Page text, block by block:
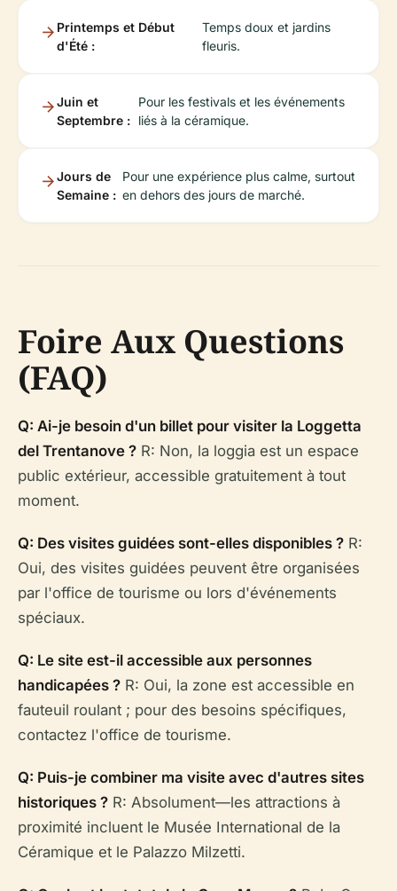
Printemps et Début
d'Été :
Temps doux et jardins
fleuris.
Juin et
Septembre :
Pour les festivals et les événements
liés à la céramique.
Jours de
Semaine :
Pour une expérience plus calme, surtout
en dehors des jours de marché.
Foire Aux Questions
(FAQ)
Q: Ai-je besoin d'un billet pour visiter la Loggetta
del Trentanove ? R: Non, la loggia est un espace
public extérieur, accessible gratuitement à tout
moment.
Q: Des visites guidées sont-elles disponibles ? R:
Oui, des visites guidées peuvent être organisées
par l'office de tourisme ou lors d'événements
spéciaux.
Q: Le site est-il accessible aux personnes
handicapées ? R: Oui, la zone est accessible en
fauteuil roulant ; pour des besoins spécifiques,
contactez l'office de tourisme.
Q: Puis-je combiner ma visite avec d'autres sites
historiques ? R: Absolument—les attractions à
proximité incluent le Musée International de la
Céramique et le Palazzo Milzetti.